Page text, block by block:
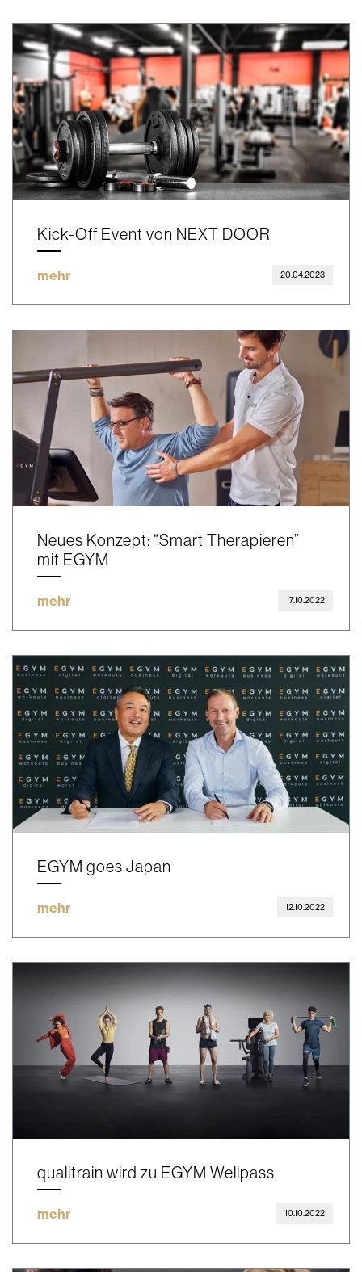
Kick-Off Event von NEXT DOOR
mehr 20.04.2023
Neues Konzept: “Smart Therapieren”
mit EGYM
mehr 17.10.2022
EGYM goes Japan
mehr 12.10.2022
qualitrain wird zu EGYM Wellpass
mehr 10.10.2022